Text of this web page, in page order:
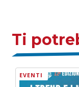
Ti
EVENTI